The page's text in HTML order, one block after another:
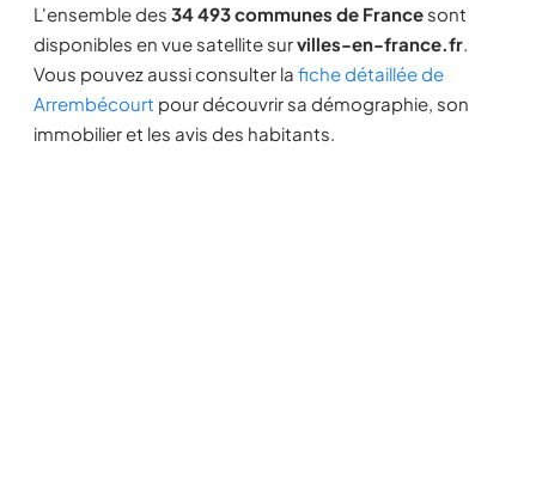
L'ensemble des 34 493 communes de France sont
disponibles en vue satellite survilles-en-france.fr.
Vous pouvez aussi consulter la fiche détaillée de
Arrembécourt pour découvrir sa démographie, son
immobilier et les avis des habitants.